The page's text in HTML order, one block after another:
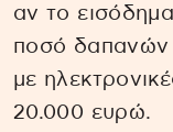
αν το
ποσό δαπανών
με
20.000 ευρώ.